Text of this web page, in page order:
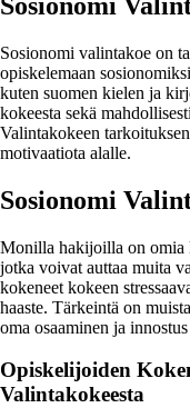
Sosionomi valintakoe on
opiskelemaan
kuten suomen kielen ja
kokeesta sekä
Valintakokeen
motivaatiota alalle.
Sosionomi
Monilla hakijoilla on omia
jotka voivat auttaa muita
kokeneet kokeen
haaste. Tärkeintä on
oma osaaminen ja
Opiskelijoiden
Valintakokeesta